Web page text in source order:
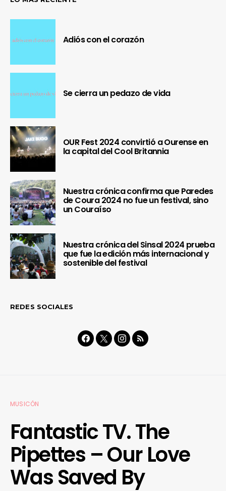
Adiós con el corazón
Se cierra un pedazo de vida
OUR Fest 2024 convirtió a Ourense en
la capital del Cool Britannia
Nuestra crónica confirma que Paredes
de Coura 2024 no fue un festival, sino
un Couraíso
Nuestra crónica del Sinsal 2024 prueba
que fue la edición más internacional y
sostenible del festival
REDES SOCIALES
MUSICÓN
Fantastic TV. The
Pipettes – Our Love
Was Saved By